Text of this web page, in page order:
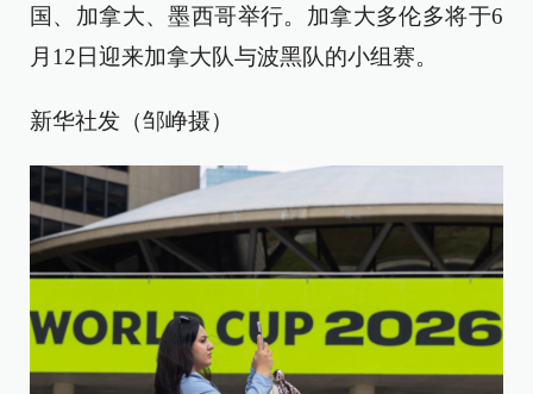
国、加拿大、墨西哥举行。加拿大多伦多将于6
月12日迎来加拿大队与波黑队的小组赛。
新华社发（邹峥摄）